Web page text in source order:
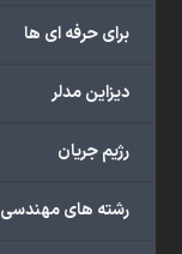
برای حرفه ای ها
دیزاین مدلر
رژیم جریان
رشته های مهندسی
گروه
شامل
آموزشی،
آموزشی،